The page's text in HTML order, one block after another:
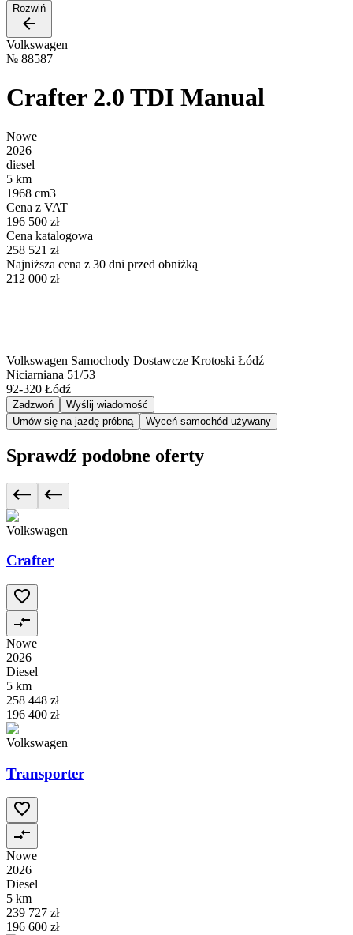
Rozwiń
Volkswagen
№ 88587
Crafter 2.0 TDI Manual
Nowe
2026
diesel
5 km
1968 cm3
Cena z VAT
196 500 zł
Cena katalogowa
258 521 zł
Najniższa cena z 30 dni przed obniżką
212 000 zł
Volkswagen Samochody Dostawcze Krotoski Łódź
Niciarniana 51/53
92-320 Łódź
Zadzwoń
Wyślij wiadomość
Umów się na jazdę próbną
Wyceń samochód używany
Sprawdź podobne oferty
Volkswagen
Crafter
Nowe
2026
Diesel
5 km
258 448 zł
196 400 zł
Volkswagen
Transporter
Nowe
2026
Diesel
5 km
239 727 zł
196 600 zł